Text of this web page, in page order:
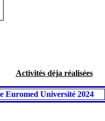
Activités déja réalisées
Euromed Université 2024